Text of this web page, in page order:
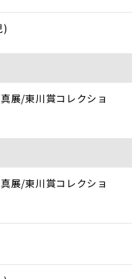
)
展/東川賞コレクショ
展/東川賞コレクショ